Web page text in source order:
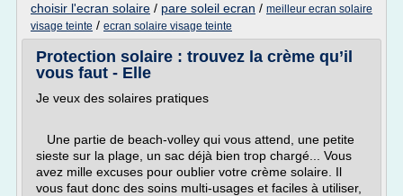
choisir l'ecran solaire / pare soleil ecran / meilleur ecran solaire
visage teinte / ecran solaire visage teinte
Protection solaire : trouvez la crème qu’il
vous faut - Elle
Je veux des solaires pratiques
Une partie de beach-volley qui vous attend, une petite
sieste sur la plage, un sac déjà bien trop chargé... Vous
avez mille excuses pour oublier votre crème solaire. Il
vous faut donc des soins multi-usages et faciles à utiliser,